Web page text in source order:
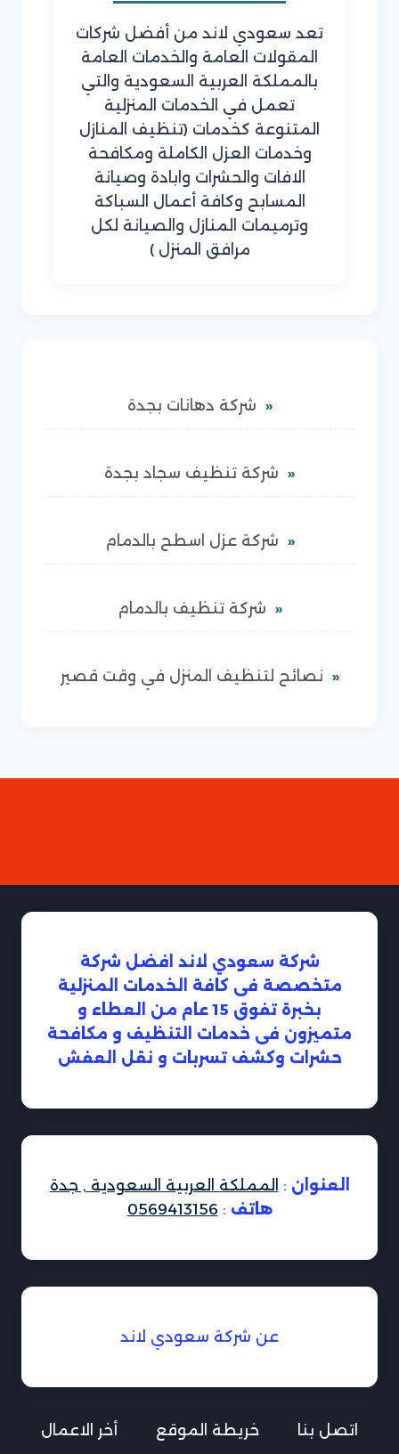
تعد سعودي لاند من أفضل شركات
المقولات العامة والخدمات العامة
بالمملكة العربية السعودية والتي
تعمل في الخدمات المنزلية
المتنوعة كخدمات (تنظيف المنازل
وخدمات العزل الكاملة ومكافحة
الافات والحشرات وابادة وصيانة
المسابح وكافة أعمال السباكة
وترميمات المنازل والصيانة لكل
مرافق المنزل )
شركة دهانات بجدة
شركة تنظيف سجاد بجدة
شركة عزل اسطح بالدمام
شركة تنظيف بالدمام
نصائح لتنظيف المنزل في وقت قصير
شركة سعودي لاند افضل شركة
متخصصة فى كافة الخدمات المنزلية
بخبرة تفوق 15 عام من العطاء و
متميزون فى خدمات التنظيف و مكافحة
حشرات وكشف تسربات و نقل العفش
العنوان : المملكة العربية السعودية , جدة
هاتف :
0569413156
عن شركة سعودي لاند
اتصل بنا خريطة الموقع
أخر الاعمال